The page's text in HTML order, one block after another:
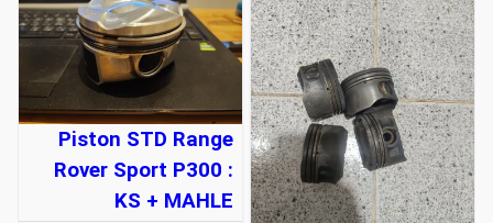
Piston STD Range
Rover Sport P300 :
KS + MAHLE